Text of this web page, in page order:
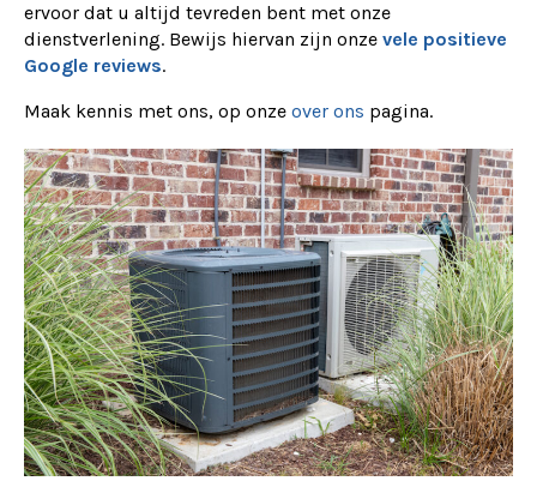
ervoor dat u altijd tevreden bent met onze
dienstverlening. Bewijs hiervan zijn onze vele positieve
Google reviews.
Maak kennis met ons, op onze over ons pagina.